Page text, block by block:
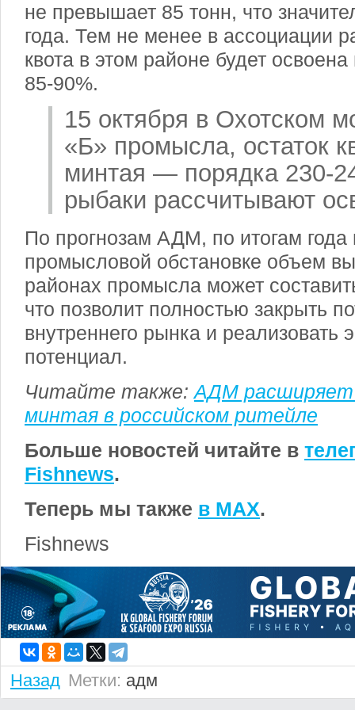
не превышает 85 тонн, что
года. Тем не менее в ассоциации
квота в этом районе будет
85-90%.
15 октября в Охотском
«Б» промысла, остаток
минтая — порядка 230-
рыбаки рассчитывают
По прогнозам АДМ, по итогам года
промысловой обстановке объем
районах промысла может
что позволит полностью закрыть
внутреннего рынка и реализовать
потенциал.
Читайте также:АДМ расширяет
минтая в российском ритейле
Больше новостей читайте в
Fishnews.
Теперь мы также в MAX.
Fishnews
Назад Метки: адм